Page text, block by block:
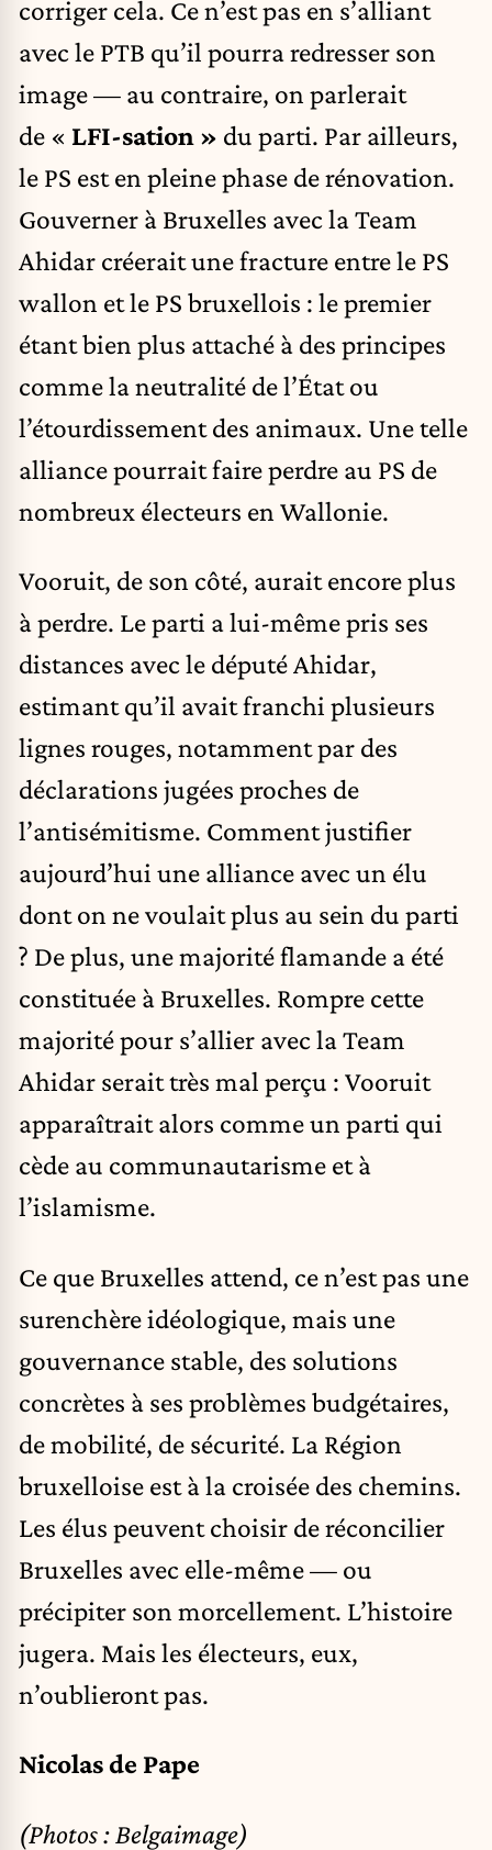
corriger cela. Ce n’est pas en s’alliant
avec le PTB qu’il pourra redresser son
image — au contraire, on parlerait
de « LFI-sation » du parti. Par ailleurs,
le PS est en pleine phase de rénovation.
Gouverner à Bruxelles avec la Team
Ahidar créerait une fracture entre le PS
wallon et le PS bruxellois : le premier
étant bien plus attaché à des principes
comme la neutralité de l’État ou
l’étourdissement des animaux. Une telle
alliance pourrait faire perdre au PS de
nombreux électeurs en Wallonie.
Vooruit, de son côté, aurait encore plus
à perdre. Le parti a lui-même pris ses
distances avec le député Ahidar,
estimant qu’il avait franchi plusieurs
lignes rouges, notamment par des
déclarations jugées proches de
l’antisémitisme. Comment justifier
aujourd’hui une alliance avec un élu
dont on ne voulait plus au sein du parti
? De plus, une majorité flamande a été
constituée à Bruxelles. Rompre cette
majorité pour s’allier avec la Team
Ahidar serait très mal perçu : Vooruit
apparaîtrait alors comme un parti qui
cède au communautarisme et à
l’islamisme.
Ce que Bruxelles attend, ce n’est pas une
surenchère idéologique, mais une
gouvernance stable, des solutions
concrètes à ses problèmes budgétaires,
de mobilité, de sécurité. La Région
bruxelloise est à la croisée des chemins.
Les élus peuvent choisir de réconcilier
Bruxelles avec elle-même — ou
précipiter son morcellement. L’histoire
jugera. Mais les électeurs, eux,
n’oublieront pas.
Nicolas de Pape
(Photos : Belgaimage)